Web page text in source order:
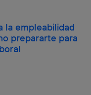
la empleabilidad
prepararte para